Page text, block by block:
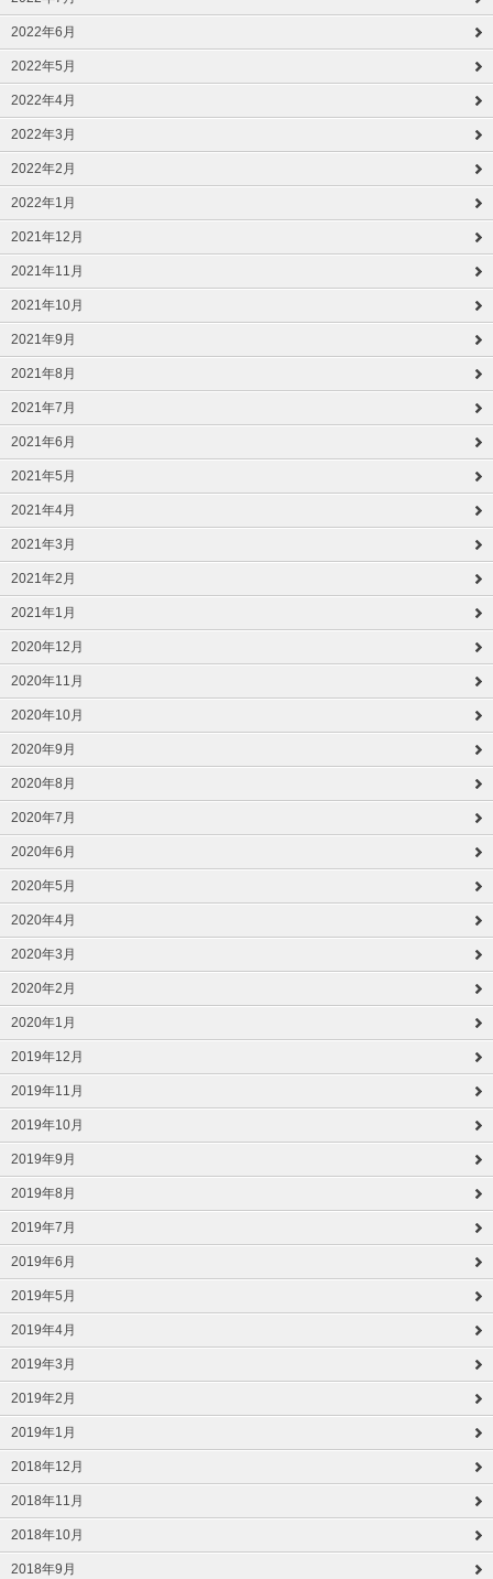
2022年6月
2022年5月
2022年4月
2022年3月
2022年2月
2022年1月
2021年12月
2021年11月
2021年10月
2021年9月
2021年8月
2021年7月
2021年6月
2021年5月
2021年4月
2021年3月
2021年2月
2021年1月
2020年12月
2020年11月
2020年10月
2020年9月
2020年8月
2020年7月
2020年6月
2020年5月
2020年4月
2020年3月
2020年2月
2020年1月
2019年12月
2019年11月
2019年10月
2019年9月
2019年8月
2019年7月
2019年6月
2019年5月
2019年4月
2019年3月
2019年2月
2019年1月
2018年12月
2018年11月
2018年10月
2018年9月